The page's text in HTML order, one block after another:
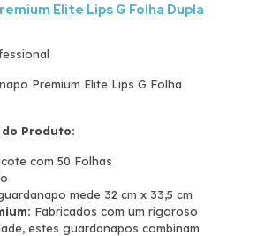
Elite Lips G Folha Dupla
Premium Elite Lips G Folha
Produto:
com 50 Folhas
mede 32 cm x 33,5 cm
Fabricados com um rigoroso
estes guardanapos combinam